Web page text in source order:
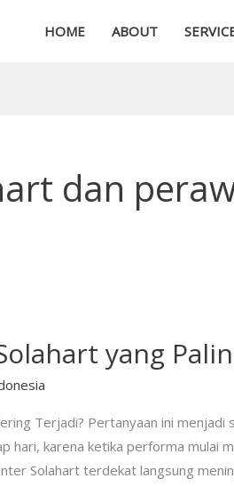
HOME ABOUT
dan
yang
Terjadi? Pertanyaan ini
hari, karena ketika performa mulai
Solahart terdekat langsung